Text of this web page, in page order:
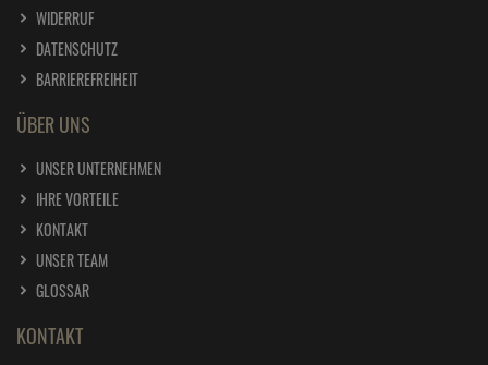
WIDERRUF
DATENSCHUTZ
BARRIEREFREIHEIT
ÜBER UNS
UNSER UNTERNEHMEN
IHRE VORTEILE
KONTAKT
UNSER TEAM
GLOSSAR
KONTAKT